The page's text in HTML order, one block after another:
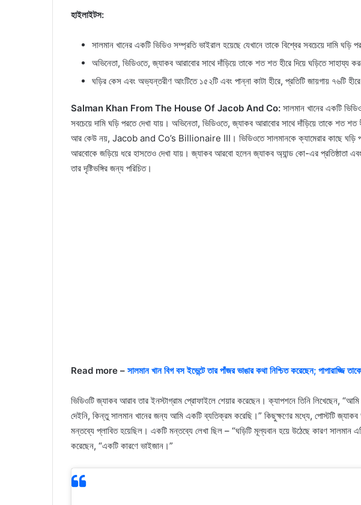
হাইলাইটস:
সালমান খানের একটি ভিডিও সম্প্রতি ভাইরাল হয়েছে যেখানে তাকে বিশ্বের সবচেয়ে দামি ঘড়ি
অভিনেতা, ভিডিওতে, জ্যাকব আরাবোর সাথে দাঁড়িয়ে তাকে শত শত হীরে দিয়ে ঘড়িতে সাহায্য
ঘড়ির কেস এবং অভ্যন্তরীণ আংটিতে ১৫২টি এবং পান্না কাটা হীরে, প্রতিটি জায়গায় ৭৬টি
Salman Khan From The House Of Jacob And Co: সালমান খানের একটি
সবচেয়ে দামি ঘড়ি পরতে দেখা যায়। অভিনেতা, ভিডিওতে, জ্যাকব আরাবোর সাথে দাঁড়িয়ে তাকে শত শত
আর কেউ নয়, Jacob and Co’s Billionaire III। ভিডিওতে সালমানকে ক্যামেরার কাছে ঘড়ি পরে
আরবোকে জড়িয়ে ধরে হাসতেও দেখা যায়। জ্যাকব আরবো হলেন জ্যাকব অ্যান্ড কো-এর প্রতিষ্ঠাতা
তার দৃষ্টিভঙ্গির জন্য পরিচিত।
Read more – সালমান খান বিগ বস ইভেন্টে তার পাঁজর ভাঙার কথা নিশ্চিত করেছেন; পাপারাজ্জি
ভিডিওটি জ্যাকব আরাব তার ইনস্টাগ্রাম প্রোফাইলে শেয়ার করেছেন। ক্যাপশনে তিনি লিখেছেন,
দেইনি, কিন্তু সালমান খানের জন্য আমি একটি ব্যতিক্রম করেছি।” কিছুক্ষণের মধ্যে, পোস্টটি জ্যাকব
মন্তব্যে প্লাবিত হয়েছিল। একটি মন্তব্যে লেখা ছিল – “ঘড়িটি মূল্যবান হয়ে উঠেছে কারণ
করেছেন, “একটি কারণে ভাইজান।”